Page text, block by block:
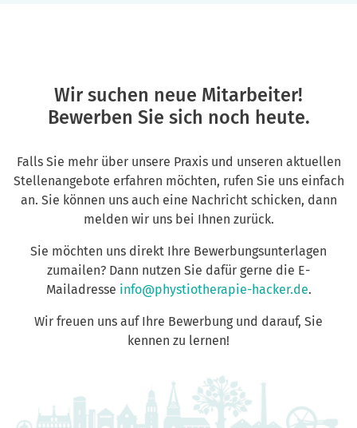
Wir suchen neue Mitarbeiter!
Bewerben Sie sich noch heute.
Falls Sie mehr über unsere Praxis und unseren aktuellen
Stellenangebote erfahren möchten, rufen Sie uns einfach
an. Sie können uns auch eine Nachricht schicken, dann
melden wir uns bei Ihnen zurück.
Sie möchten uns direkt Ihre Bewerbungsunterlagen
zumailen? Dann nutzen Sie dafür gerne die E-
Mailadresse info@phystiotherapie-hacker.de.
Wir freuen uns auf Ihre Bewerbung und darauf, Sie
kennen zu lernen!